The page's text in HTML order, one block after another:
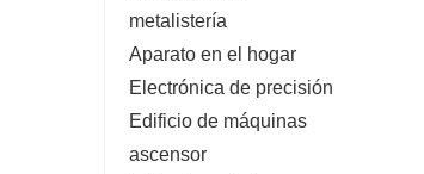
metalistería
Aparato en el hogar
Electrónica de precisión
Edificio de máquinas
ascensor